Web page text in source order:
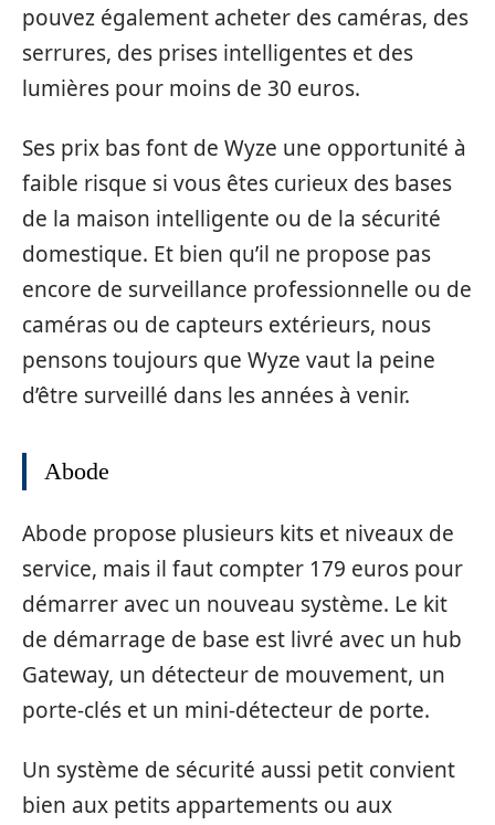
pouvez également acheter des caméras, des
serrures, des prises intelligentes et des
lumières pour moins de 30 euros.
Ses prix bas font de Wyze une opportunité à
faible risque si vous êtes curieux des bases
de la maison intelligente ou de la sécurité
domestique. Et bien qu’il ne propose pas
encore de surveillance professionnelle ou de
caméras ou de capteurs extérieurs, nous
pensons toujours que Wyze vaut la peine
d’être surveillé dans les années à venir.
Abode
Abode propose plusieurs kits et niveaux de
service, mais il faut compter 179 euros pour
démarrer avec un nouveau système. Le kit
de démarrage de base est livré avec un hub
Gateway, un détecteur de mouvement, un
porte-clés et un mini-détecteur de porte.
Un système de sécurité aussi petit convient
bien aux petits appartements ou aux